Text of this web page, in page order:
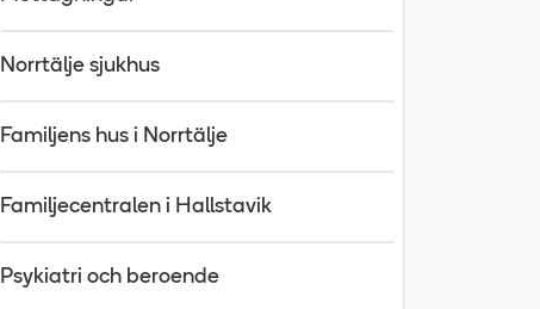
Norrtälje sjukhus
Familjens hus i Norrtälje
Familjecentralen i Hallstavik
Psykiatri och beroende